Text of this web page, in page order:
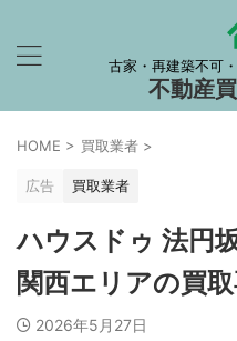
古家・再建築不可
不動産
HOME > 買取業者 >
広告 買取業者
ハウスドゥ 法円
関西エリアの買
2026年5月27日